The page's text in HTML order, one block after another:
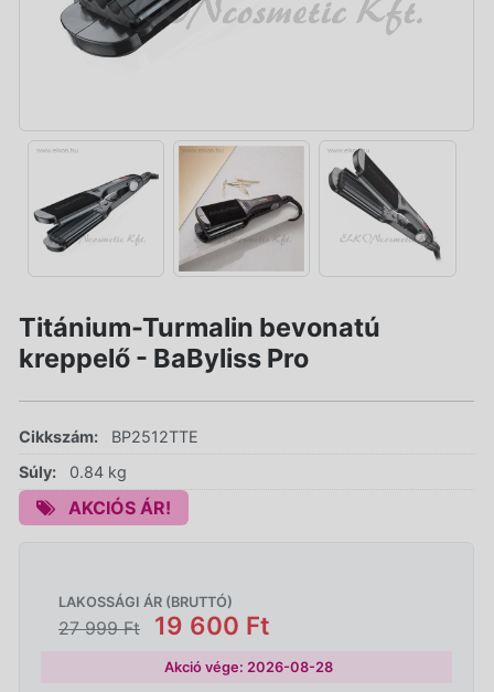
Titánium-Turmalin bevonatú
kreppelő - BaByliss Pro
Cikkszám:
BP2512TTE
Súly:
0.84 kg
AKCIÓS ÁR!
LAKOSSÁGI ÁR (BRUTTÓ)
27 999 Ft 19 600 Ft
Akció vége: 2026-08-28